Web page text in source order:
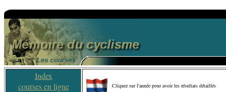
Index
courses en ligne
Cliquez sur l'année pour avoir les résultats détaillés